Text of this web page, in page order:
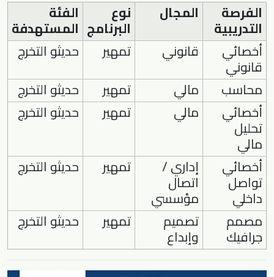
الفرصة
التدريبية
المجال نوع
البرنامج
الفئة
المستهدفة
أخصائي
قانوني
قانوني تمهير
حديثو التخرج
محاسب
مالي تمهير
حديثو التخرج
أخصائي
تحليل
مالي
مالي تمهير حديثو التخرج
أخصائي
تواصل
داخلي
إداري /
اتصال
مؤسسي
تمهير حديثو التخرج
مصمم
جرافيك
تصميم
وإبداع
تمهير حديثو التخرج